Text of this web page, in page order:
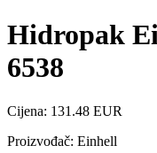
Hidropak
6538
Cijena: 131.48 EUR
Proizvođač: Einhell